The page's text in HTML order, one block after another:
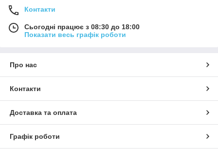
Контакти
Сьогодні працює з 08:30 до 18:00
Показати весь графік роботи
Про нас
Контакти
Доставка та оплата
Графік роботи